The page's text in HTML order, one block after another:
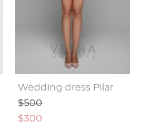
Wedding dress Pilar
$500
$300